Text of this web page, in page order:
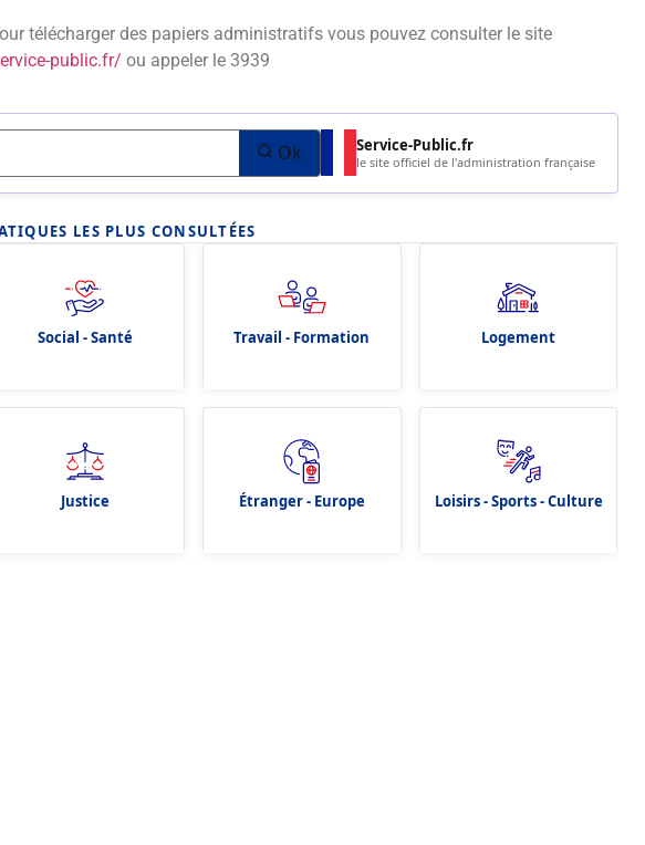
télécharger des papiers administratifs vous pouvez consulter le site
public.fr/ ou appeler le 3939
Ok Service-Public.fr
le site officiel de l'administration française
LES PLUS CONSULTÉES
Social - Santé Travail - Formation Logement
Justice Étranger - Europe Loisirs - Sports - Culture